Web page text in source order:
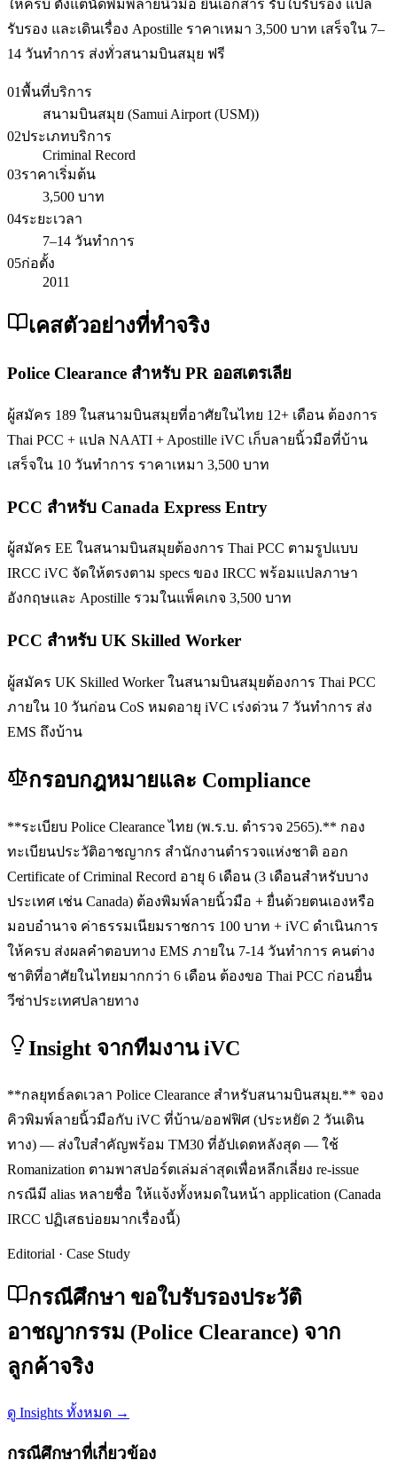
ให้ครบ ตั้งแต่นัดพิมพ์ลายนิ้วมือ ยื่นเอกสาร รับใบรับรอง แปล
รับรอง และเดินเรื่อง Apostille ราคาเหมา 3,500 บาท เสร็จใน 7–
14 วันทำการ ส่งทั่วสนามบินสมุย ฟรี
01พื้นที่บริการ
สนามบินสมุย (Samui Airport (USM))
02ประเภทบริการ
Criminal Record
03ราคาเริ่มต้น
3,500 บาท
04ระยะเวลา
7–14 วันทำการ
05ก่อตั้ง
2011
เคสตัวอย่างที่ทำจริง
Police Clearance สำหรับ PR ออสเตรเลีย
ผู้สมัคร 189 ในสนามบินสมุยที่อาศัยในไทย 12+ เดือน ต้องการ
Thai PCC + แปล NAATI + Apostille iVC เก็บลายนิ้วมือที่บ้าน
เสร็จใน 10 วันทำการ ราคาเหมา 3,500 บาท
PCC สำหรับ Canada Express Entry
ผู้สมัคร EE ในสนามบินสมุยต้องการ Thai PCC ตามรูปแบบ
IRCC iVC จัดให้ตรงตาม specs ของ IRCC พร้อมแปลภาษา
อังกฤษและ Apostille รวมในแพ็คเกจ 3,500 บาท
PCC สำหรับ UK Skilled Worker
ผู้สมัคร UK Skilled Worker ในสนามบินสมุยต้องการ Thai PCC
ภายใน 10 วันก่อน CoS หมดอายุ iVC เร่งด่วน 7 วันทำการ ส่ง
EMS ถึงบ้าน
กรอบกฎหมายและ Compliance
**ระเบียบ Police Clearance ไทย (พ.ร.บ. ตำรวจ 2565).** กอง
ทะเบียนประวัติอาชญากร สำนักงานตำรวจแห่งชาติ ออก
Certificate of Criminal Record อายุ 6 เดือน (3 เดือนสำหรับบาง
ประเทศ เช่น Canada) ต้องพิมพ์ลายนิ้วมือ + ยื่นด้วยตนเองหรือ
มอบอำนาจ ค่าธรรมเนียมราชการ 100 บาท + iVC ดำเนินการ
ให้ครบ ส่งผลคำตอบทาง EMS ภายใน 7-14 วันทำการ คนต่าง
ชาติที่อาศัยในไทยมากกว่า 6 เดือน ต้องขอ Thai PCC ก่อนยื่น
วีซ่าประเทศปลายทาง
Insight จากทีมงาน iVC
**กลยุทธ์ลดเวลา Police Clearance สำหรับสนามบินสมุย.** จอง
คิวพิมพ์ลายนิ้วมือกับ iVC ที่บ้าน/ออฟฟิศ (ประหยัด 2 วันเดิน
ทาง) — ส่งใบสำคัญพร้อม TM30 ที่อัปเดตหลังสุด — ใช้
Romanization ตามพาสปอร์ตเล่มล่าสุดเพื่อหลีกเลี่ยง re-issue
กรณีมี alias หลายชื่อ ให้แจ้งทั้งหมดในหน้า application (Canada
IRCC ปฏิเสธบ่อยมากเรื่องนี้)
Editorial · Case Study
กรณีศึกษา ขอใบรับรองประวัติ
อาชญากรรม (Police Clearance) จาก
ลูกค้าจริง
ดู Insights ทั้งหมด →
กรณีศึกษาที่เกี่ยวข้อง